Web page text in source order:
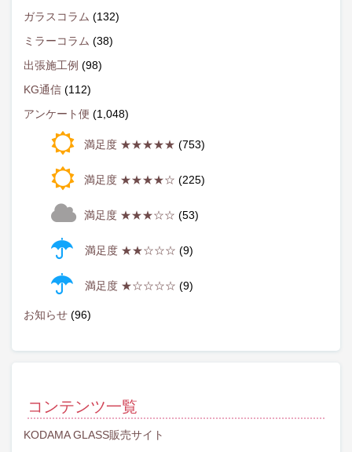
ガラスコラム (132)
ミラーコラム (38)
出張施工例 (98)
KG通信 (112)
アンケート便 (1,048)
満足度 ★★★★★ (753)
満足度 ★★★★☆ (225)
満足度 ★★★☆☆ (53)
満足度 ★★☆☆☆ (9)
満足度 ★☆☆☆☆ (9)
お知らせ (96)
コンテンツ一覧
KODAMA GLASS販売サイト